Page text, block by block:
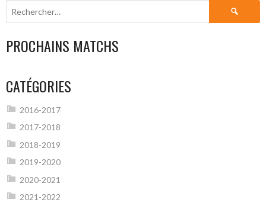
Rechercher :
PROCHAINS MATCHS
CATÉGORIES
2016-2017
2017-2018
2018-2019
2019-2020
2020-2021
2021-2022